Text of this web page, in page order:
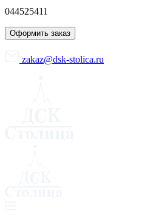
044525411
Оформить заказ
zakaz@dsk-stolica.ru